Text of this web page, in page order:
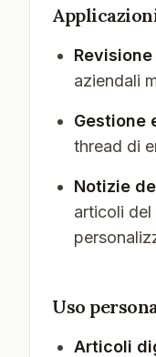
aziendali
Gestione
thread di
Notizie
articoli
Uso
Articoli